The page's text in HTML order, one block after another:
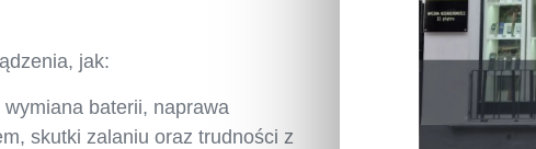
jak:
baterii, naprawa
skutki zalaniu oraz trudności z